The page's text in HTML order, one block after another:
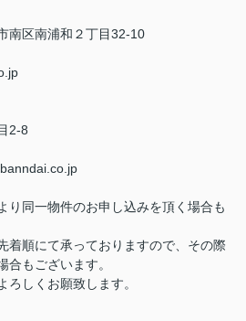
南区南浦和２丁目32-10
2-8
り同一物件のお申し込みを頂く場合も
着順にて承っておりますので、その際
合もございます。
ろしくお願致します。